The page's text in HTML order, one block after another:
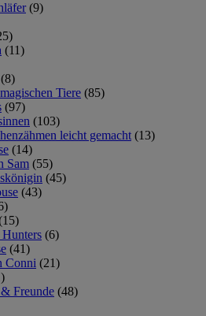
(9)
(11)
(8)
Tiere (85)
(97)
(103)
leicht gemacht (13)
(14)
Sam (55)
(45)
(43)
(6)
(41)
Conni (21)
Freunde (48)